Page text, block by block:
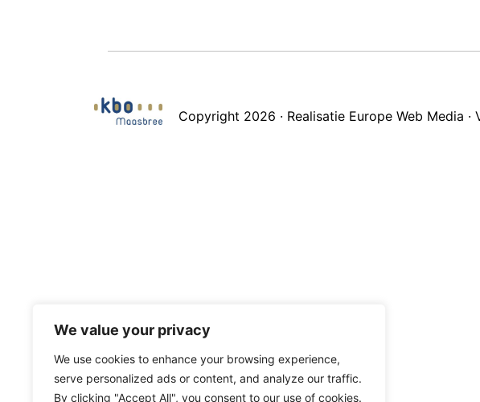
We value your privacy
We use cookies to enhance your browsing experience,
serve personalized ads or content, and analyze our traffic.
By clicking "Accept All", you consent to our use of cookies.
Copyright 2026 · Realisatie Europe Web Media